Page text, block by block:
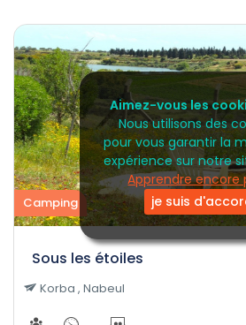
Aimez-vous les
Nous utilisons des
pour vous garantir la
expérience sur notre
Apprendre encore
je suis
Camping
Sous les étoiles
Korba , Nabeul